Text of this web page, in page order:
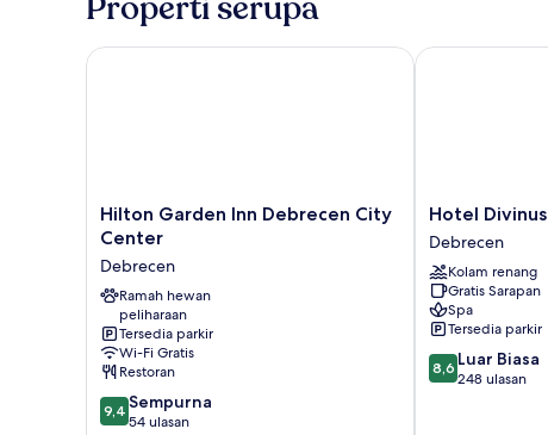
Hilton
Garden
Debrecen
City
Center
Debrecen
Hilton Garden Inn Debrecen City
Center
Debrecen
Ramah hewan
peliharaan
Tersedia parkir
Wi-Fi Gratis
Restoran
9.4
dari
9,4 Sempurna
54 ulasan
Hilton Garden Inn Debrecen City Center
Hotel
Divinus
Debrecen
Hotel Divinus
Debrecen
Kolam renang
Gratis Sarapan
Spa
Tersedia parkir
8.6
dari
8,6 Luar Biasa
248 ulasan
Hotel Divinus